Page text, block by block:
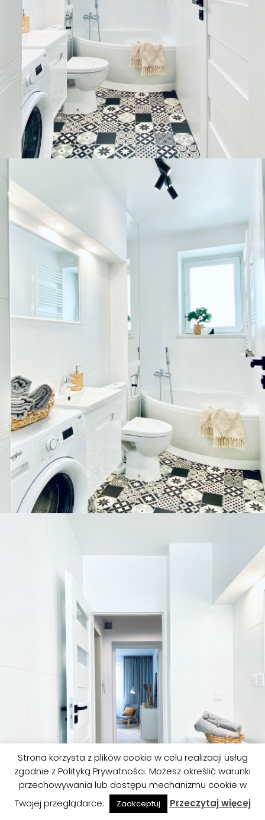
Strona korzysta z plików cookie w celu realizacji usług
zgodnie z Polityką Prywatności. Możesz określić warunki
przechowywania lub dostępu mechanizmu cookie w
Twojej przeglądarce.
Zaakceptuj Przeczytaj więcej